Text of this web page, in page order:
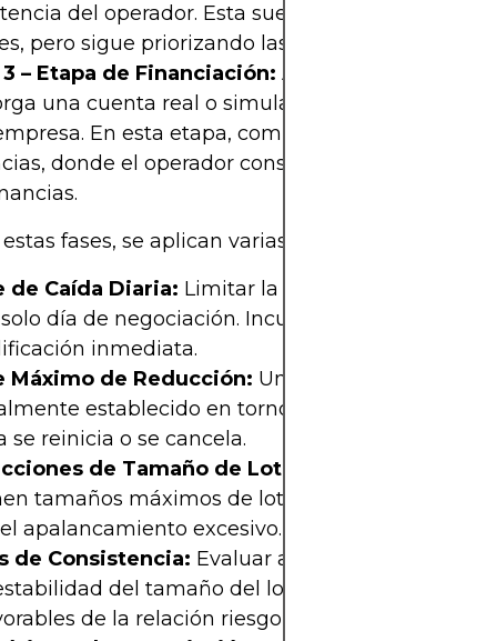
del operador. Esta suele implicar objetivos
pero sigue priorizando las conductas de
– Etapa de Financiación: A los operadores
una cuenta real o simulada respaldada por
En esta etapa, comienza la
donde el operador conserva entre el 70% y
fases, se aplican varias reglas. Estas
de Caída Diaria: Limitar la pérdida máxima
día de negociación. Incumplir esta regla
inmediata.
Máximo de Reducción: Un umbral de pérdida
establecido en torno al 10%, más allá del
se reinicia o se cancela.
de Tamaño de Lote:
tamaños máximos de lote o uso de margen
apalancamiento excesivo.
de Consistencia: Evaluar a los operadores en
del tamaño del lote y las desviaciones
de la relación riesgo-recompensa.